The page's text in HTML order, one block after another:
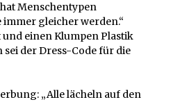
Menschentypen
immer gleicher werden.“
und einen Klumpen Plastik
sei der Dress-Code für die
„Alle lächeln auf den